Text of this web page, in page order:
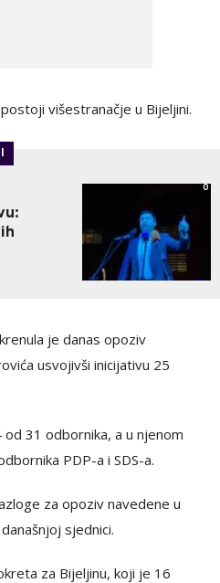
višestranačje u Bijeljini.
0
je danas opoziv
usvojivši inicijativu 25
31 odbornika, a u njenom
PDP-a i SDS-a.
za opoziv navedene u
sjednici.
za Bijeljinu, koji je 16